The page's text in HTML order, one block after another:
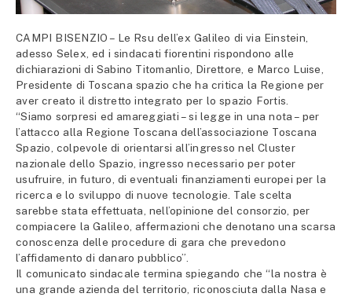
CAMPI BISENZIO – Le Rsu dell’ex Galileo di via Einstein,
adesso Selex, ed i sindacati fiorentini rispondono alle
dichiarazioni di Sabino Titomanlio, Direttore, e Marco Luise,
Presidente di Toscana spazio che ha critica la Regione per
aver creato il distretto integrato per lo spazio Fortis.
“Siamo sorpresi ed amareggiati – si legge in una nota – per
l’attacco alla Regione Toscana dell’associazione Toscana
Spazio, colpevole di orientarsi all’ingresso nel Cluster
nazionale dello Spazio, ingresso necessario per poter
usufruire, in futuro, di eventuali finanziamenti europei per la
ricerca e lo sviluppo di nuove tecnologie. Tale scelta
sarebbe stata effettuata, nell’opinione del consorzio, per
compiacere la Galileo, affermazioni che denotano una scarsa
conoscenza delle procedure di gara che prevedono
l’affidamento di danaro pubblico”.
Il comunicato sindacale termina spiegando che “la nostra è
una grande azienda del territorio, riconosciuta dalla Nasa e